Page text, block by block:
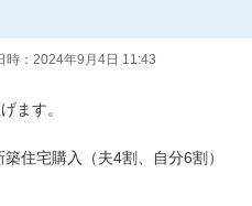
時： 2024年9月4日 11:43
ます。
住宅購入（夫4割、自分6割）